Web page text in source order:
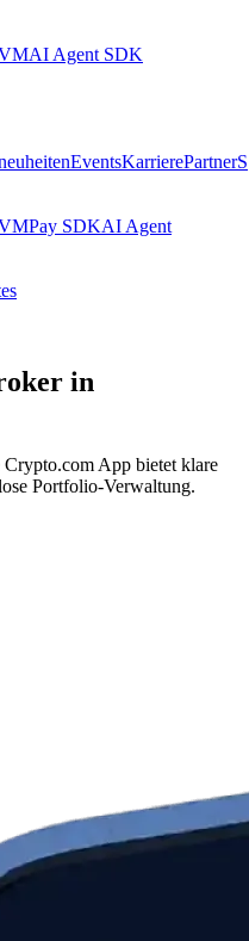
AI Agent SDK
EventsKarrierePartnerS
Pay SDKAI Agent
in
App bietet klare
Portfolio-Verwaltung.